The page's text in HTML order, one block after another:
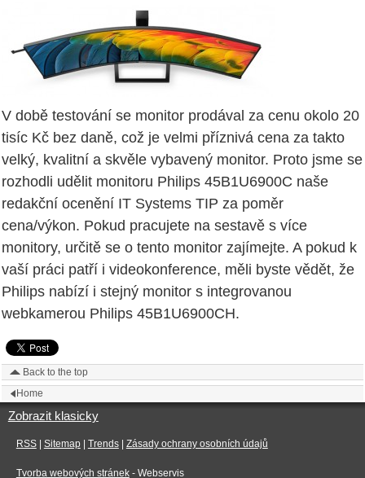
V době testování se monitor prodával za cenu okolo 20
tisíc Kč bez daně, což je velmi příznivá cena za takto
velký, kvalitní a skvěle vybavený monitor. Proto jsme se
rozhodli udělit monitoru Philips 45B1U6900C naše
redakční ocenění IT Systems TIP za poměr
cena/výkon. Pokud pracujete na sestavě s více
monitory, určitě se o tento monitor zajímejte. A pokud k
vaší práci patří i videokonference, měli byste vědět, že
Philips nabízí i stejný monitor s integrovanou
webkamerou Philips 45B1U6900CH.
Back to the top
Home
Zobrazit klasicky
RSS| Sitemap| Trends| Zásady ochrany osobních údajů
Tvorba webových stránek- Webservis